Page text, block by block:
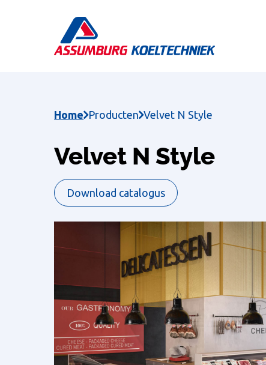
Home Producten Velvet N Style
Velvet N Style
Download catalogus